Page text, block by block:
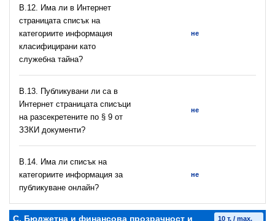
В.12. Има ли в Интернет
страницата списък на
категориите информация
класифицирани като
служебна тайна?
не
В.13. Публикувани ли са в
Интернет страницата списъци
на разсекретените по § 9 от
ЗЗКИ документи?
не
В.14. Има ли списък на
категориите информация за
публикуване онлайн?
не
C. Бюджетна и финансова прозрачност и
10 т. / max.